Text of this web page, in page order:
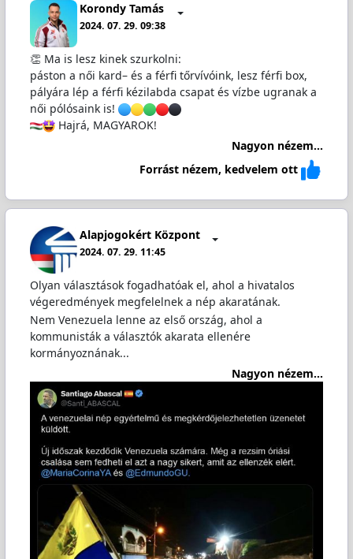
Korondy Tamás
2024. 07. 29. 09:38
👏 Ma is lesz kinek szurkolni:
páston a női kard– és a férfi tőrvívóink, lesz férfi box,
pályára lép a férfi kézilabda csapat és vízbe ugranak a
női pólósaink is!
Hajrá, MAGYAROK!
Nagyon nézem...
Forrást nézem, kedvelem ott
Alapjogokért Központ
2024. 07. 29. 11:45
Olyan választások fogadhatóak el, ahol a hivatalos
végeredmények megfelelnek a nép akaratának.
Nem Venezuela lenne az első ország, ahol a
kommunisták a választók akarata ellenére
kormányoznának...
Nagyon nézem...